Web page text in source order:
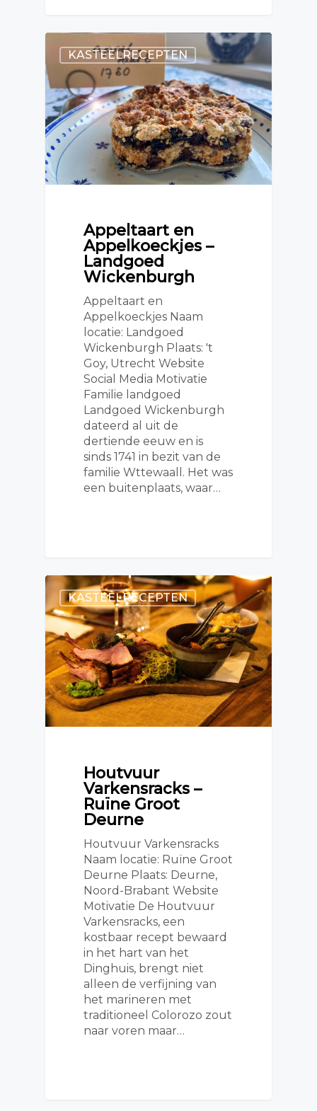
KASTEELRECEPTEN
Appeltaart en
Appelkoeckjes –
Landgoed
Wickenburgh
Appeltaart en
Appelkoeckjes Naam
locatie: Landgoed
Wickenburgh Plaats: 't
Goy, Utrecht Website
Social Media Motivatie
Familie landgoed
Landgoed Wickenburgh
dateerd al uit de
dertiende eeuw en is
sinds 1741 in bezit van de
familie Wttewaall. Het was
een buitenplaats, waar…
KASTEELRECEPTEN
Houtvuur
Varkensracks –
Ruïne Groot
Deurne
Houtvuur Varkensracks
Naam locatie: Ruïne Groot
Deurne Plaats: Deurne,
Noord-Brabant Website
Motivatie De Houtvuur
Varkensracks, een
kostbaar recept bewaard
in het hart van het
Dinghuis, brengt niet
alleen de verfijning van
het marineren met
traditioneel Colorozo zout
naar voren maar…